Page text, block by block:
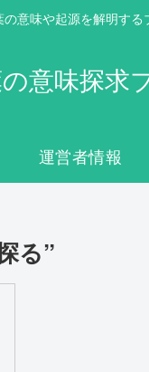
の意味や起源を解明する
意味探求
運営者情報
る”